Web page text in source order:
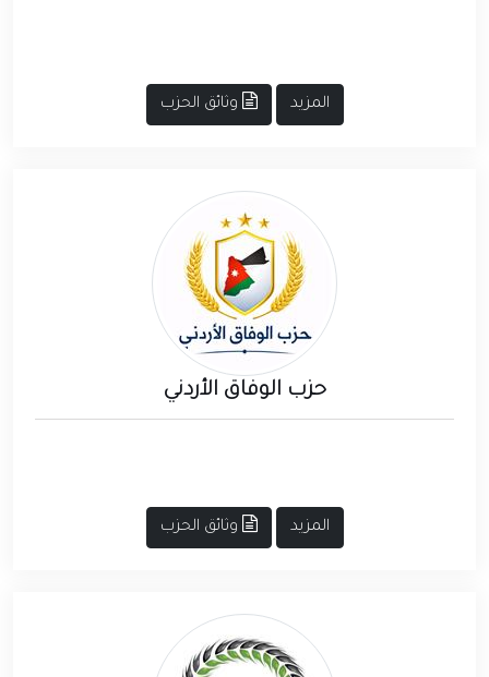
المزيد وثائق الحزب
حزب الوفاق الأردني
المزيد وثائق الحزب